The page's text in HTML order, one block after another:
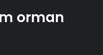
orman